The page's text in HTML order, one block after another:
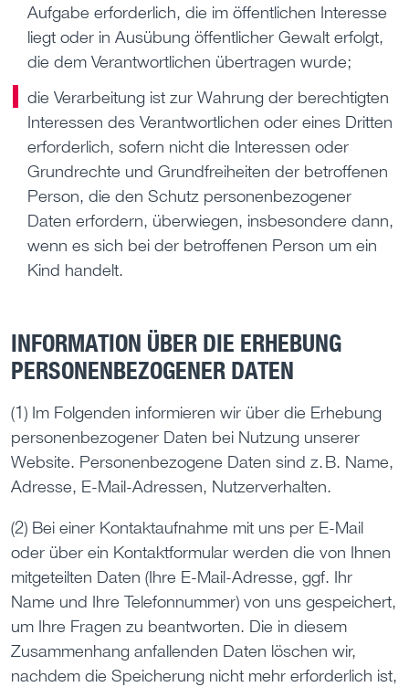
Aufgabe erforderlich, die im öffentlichen Interesse
liegt oder in Ausübung öffentlicher Gewalt erfolgt,
die dem Verantwortlichen übertragen wurde;
die Verarbeitung ist zur Wahrung der berechtigten
Interessen des Verantwortlichen oder eines Dritten
erforderlich, sofern nicht die Interessen oder
Grundrechte und Grundfreiheiten der betroffenen
Person, die den Schutz personenbezogener
Daten erfordern, überwiegen, insbesondere dann,
wenn es sich bei der betroffenen Person um ein
Kind handelt.
INFORMATION ÜBER DIE ERHEBUNG
PERSONENBEZOGENER DATEN
(1) Im Folgenden informieren wir über die Erhebung
personenbezogener Daten bei Nutzung unserer
Website. Personenbezogene Daten sind z. B. Name,
Adresse, E-Mail-Adressen, Nutzerverhalten.
(2) Bei einer Kontaktaufnahme mit uns per E-Mail
oder über ein Kontaktformular werden die von Ihnen
mitgeteilten Daten (Ihre E-Mail-Adresse, ggf. Ihr
Name und Ihre Telefonnummer) von uns gespeichert,
um Ihre Fragen zu beantworten. Die in diesem
Zusammenhang anfallenden Daten löschen wir,
nachdem die Speicherung nicht mehr erforderlich ist,